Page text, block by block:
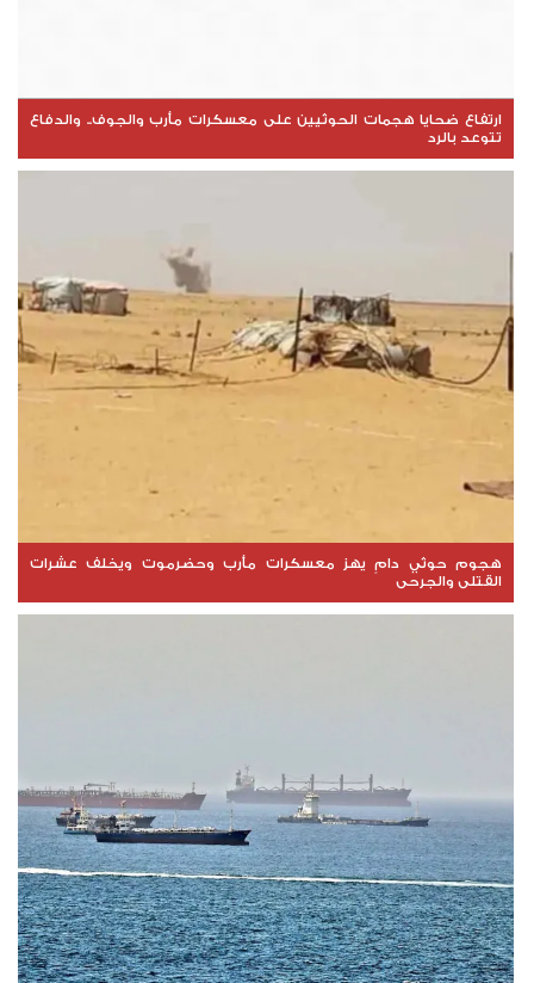
ارتفاع ضحايا هجمات الحوثيين على معسكرات مأرب والجوف.. والدفاع
تتوعد بالرد
هجوم حوثي دامٍ يهز معسكرات مأرب وحضرموت ويخلف عشرات
القتلى والجرحى